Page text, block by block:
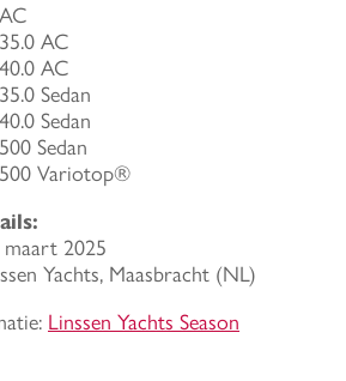
AC
AC
Sedan
Sedan
Sedan
Variotop®
2025
Yachts, Maasbracht (NL)
Linssen Yachts Season